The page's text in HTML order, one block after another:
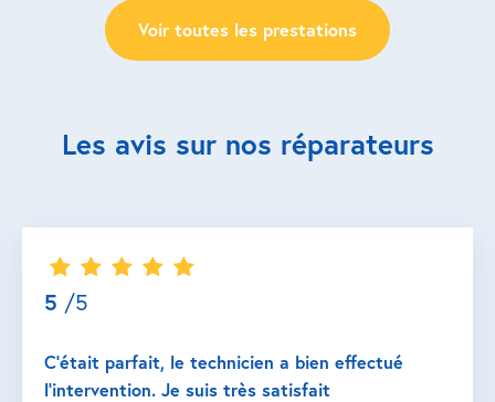
Voir toutes les prestations
Les avis sur nos réparateurs
5 /5
C’était parfait, le technicien a bien effectué
l’intervention. Je suis très satisfait